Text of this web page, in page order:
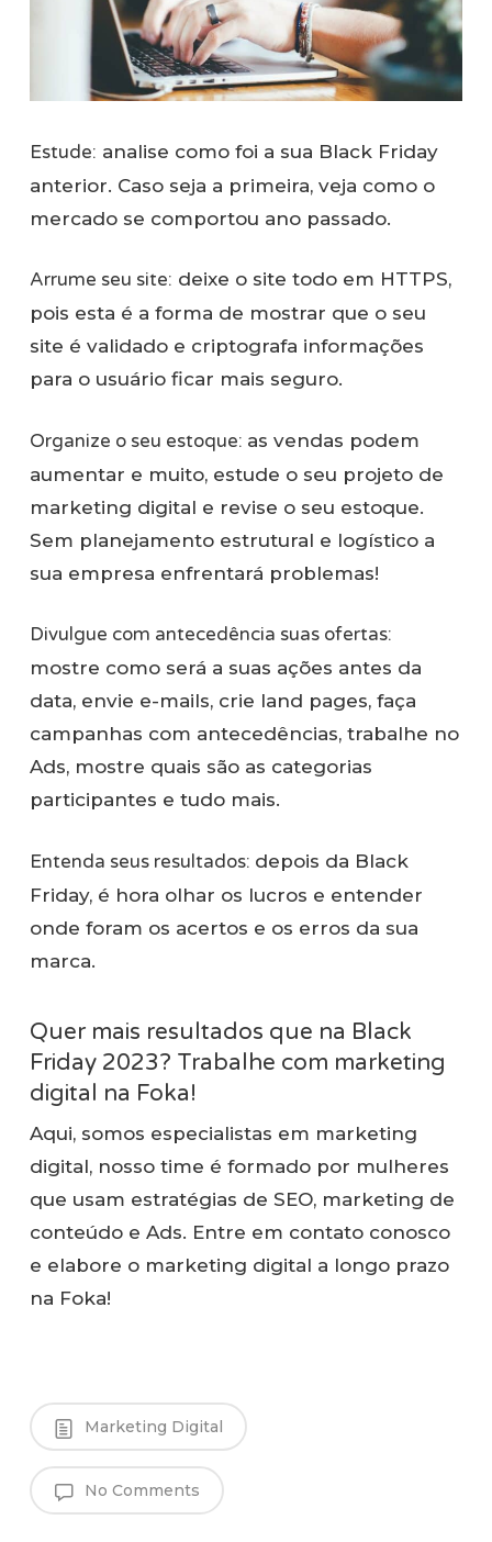
Estude: analise como foi a sua Black Friday
anterior. Caso seja a primeira, veja como o
mercado se comportou ano passado.
Arrume seu site: deixe o site todo em HTTPS,
pois esta é a forma de mostrar que o seu
site é validado e criptografa informações
para o usuário ficar mais seguro.
Organize o seu estoque: as vendas podem
aumentar e muito, estude o seu projeto de
marketing digital e revise o seu estoque.
Sem planejamento estrutural e logístico a
sua empresa enfrentará problemas!
Divulgue com antecedência suas ofertas:
mostre como será a suas ações antes da
data, envie e-mails, crie land pages, faça
campanhas com antecedências, trabalhe no
Ads, mostre quais são as categorias
participantes e tudo mais.
Entenda seus resultados: depois da Black
Friday, é hora olhar os lucros e entender
onde foram os acertos e os erros da sua
marca.
Quer mais resultados que na Black
Friday 2023? Trabalhe com marketing
digital na Foka!
Aqui, somos especialistas em marketing
digital, nosso time é formado por mulheres
que usam estratégias de SEO, marketing de
conteúdo e Ads. Entre em contato conosco
e elabore o marketing digital a longo prazo
na Foka!
Marketing Digital
No Comments